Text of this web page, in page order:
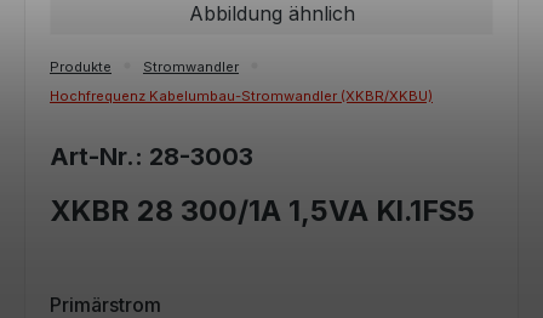
Abbildung ähnlich
Produkte
Stromwandler
Hochfrequenz Kabelumbau-Stromwandler (XKBR/XKBU)
Art-Nr.: 28-3003
XKBR 28 300/1A 1,5VA Kl.1FS5
Primärstrom